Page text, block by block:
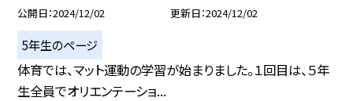
公開日 2024/12/02 更新日 2024/12/02
5年生のページ
体育では、マット運動の学習が始まりました。１回目は、５年
生全員でオリエンテーショ...